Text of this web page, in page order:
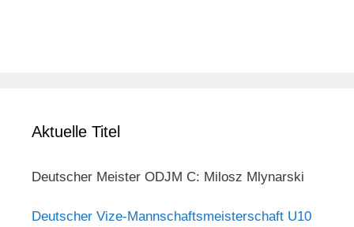
Aktuelle Titel
Deutscher Meister ODJM C: Milosz Mlynarski
Deutscher Vize-Mannschaftsmeisterschaft U10